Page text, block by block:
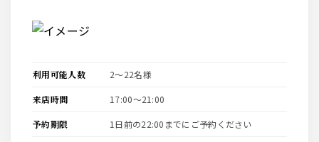
利用可能人数 2〜22名様
来店時間 17:00〜21:00
予約期限 1日前の22:00までにご予約ください